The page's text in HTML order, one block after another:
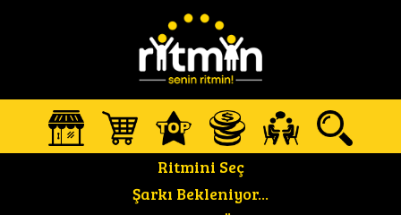
Ritmini Seç
Şarkı Bekleniyor...